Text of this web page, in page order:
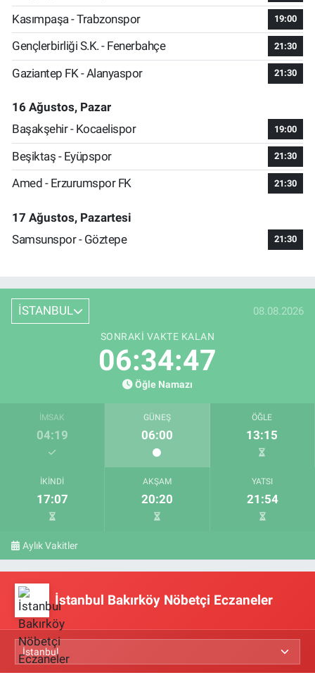
Kasımpaşa - Trabzonspor 19:00
Gençlerbirliği S.K. - Fenerbahçe 21:30
Gaziantep FK - Alanyaspor 21:30
16 Ağustos, Pazar
Başakşehir - Kocaelispor
19:00
Beşiktaş - Eyüpspor 21:30
Amed - Erzurumspor FK 21:30
17 Ağustos, Pazartesi
Samsunspor - Göztepe
21:30
İSTANBUL 08.08.2026
SONRAKI VAKTE KALAN
06:34:47
Öğle Namazı
İMSAK
04:19
GÜNEŞ
06:00
ÖĞLE
13:15
İKINDI
17:07
AKŞAM
20:20
YATSI
21:54
Aylık Vakitler
İstanbul Bakırköy Nöbetçi Eczaneler